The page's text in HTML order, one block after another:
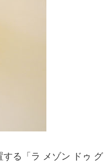
る「ラ メゾン ドゥ グ